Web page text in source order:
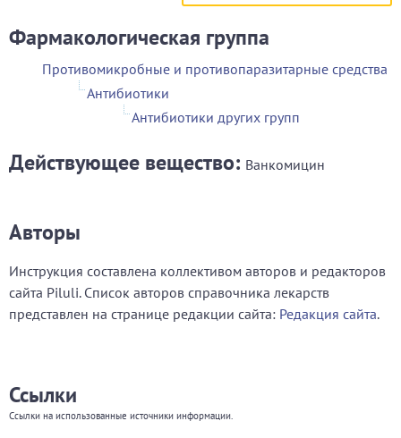
Фармакологическая группа
Противомикробные и противопаразитарные средства
Антибиотики
Антибиотики других групп
Действующее вещество: Ванкомицин
Авторы
Инструкция составлена коллективом авторов и редакторов
сайта Piluli. Список авторов справочника лекарств
представлен на странице редакции сайта: Редакция сайта.
Ссылки
Ссылки на использованные источники информации.